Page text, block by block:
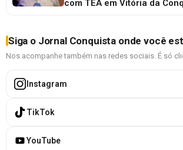
com TEA em Vitória da
Siga o Jornal Conquista onde você
Nos acompanhe também nas redes sociais. É só
Instagram
TikTok
YouTube